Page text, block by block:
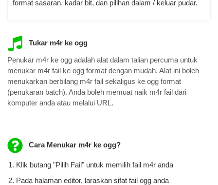
format sasaran, kadar bit, dan pilihan dalam / keluar pudar.
Tukar m4r ke ogg
Penukar m4r ke ogg adalah alat dalam talian percuma untuk
menukar m4r fail ke ogg format dengan mudah. Alat ini boleh
menukarkan berbilang m4r fail sekaligus ke ogg format
(penukaran batch). Anda boleh memuat naik m4r fail dari
komputer anda atau melalui URL.
Cara Menukar m4r ke ogg?
Klik butang "Pilih Fail" untuk memilih fail m4r anda
Pada halaman editor, laraskan sifat fail ogg anda